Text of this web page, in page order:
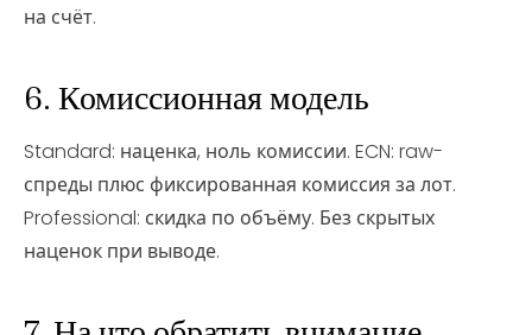
на счёт.
6. Комиссионная модель
Standard: наценка, ноль комиссии. ECN: raw-
спреды плюс фиксированная комиссия за лот.
Professional: скидка по объёму. Без скрытых
наценок при выводе.